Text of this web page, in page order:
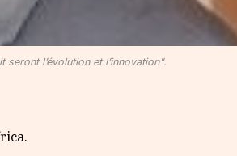
l’évolution et l’innovation".